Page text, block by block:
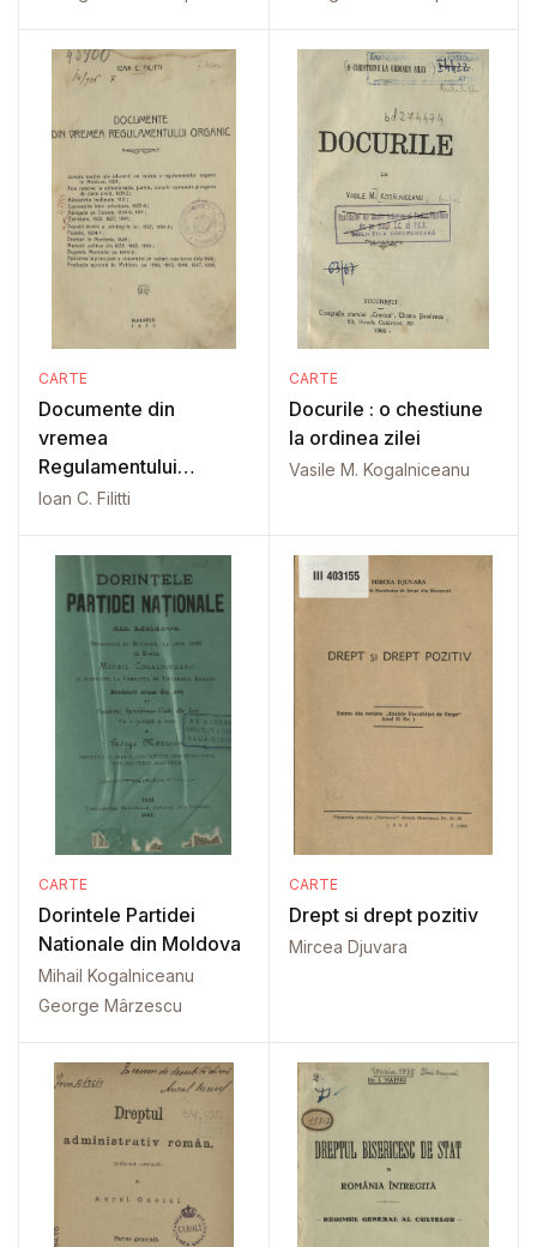
CARTE
Documente din
vremea
Regulamentului
Organic
Ioan C. Filitti
CARTE
Docurile : o chestiune
la ordinea zilei
Vasile M. Kogalniceanu
CARTE
Dorintele Partidei
Nationale din Moldova
Mihail Kogalniceanu
George Mârzescu
CARTE
Drept si drept pozitiv
Mircea Djuvara